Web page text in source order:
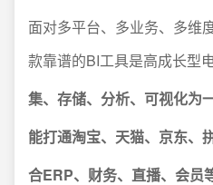
面对多平台、多业务、多维
款靠谱的BI工具是高成长型电
集、存储、分析、可视化为
能打通淘宝、天猫、京东、
合ERP、财务、直播、会员